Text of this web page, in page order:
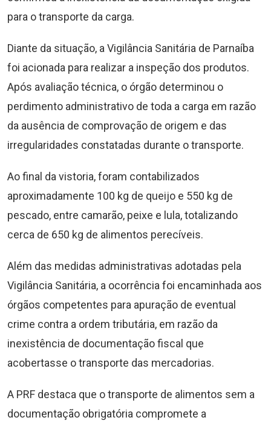
para o transporte da carga.
Diante da situação, a Vigilância Sanitária de Parnaíba
foi acionada para realizar a inspeção dos produtos.
Após avaliação técnica, o órgão determinou o
perdimento administrativo de toda a carga em razão
da ausência de comprovação de origem e das
irregularidades constatadas durante o transporte.
Ao final da vistoria, foram contabilizados
aproximadamente 100 kg de queijo e 550 kg de
pescado, entre camarão, peixe e lula, totalizando
cerca de 650 kg de alimentos perecíveis.
Além das medidas administrativas adotadas pela
Vigilância Sanitária, a ocorrência foi encaminhada aos
órgãos competentes para apuração de eventual
crime contra a ordem tributária, em razão da
inexistência de documentação fiscal que
acobertasse o transporte das mercadorias.
A PRF destaca que o transporte de alimentos sem a
documentação obrigatória compromete a